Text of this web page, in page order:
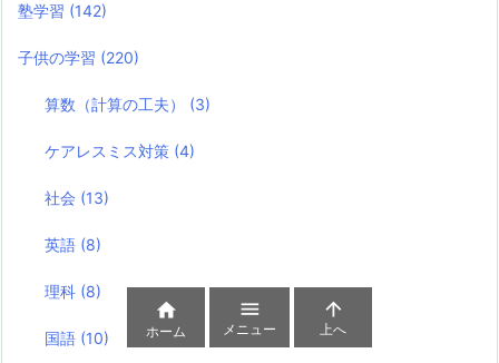
塾学習 (142)
子供の学習 (220)
算数（計算の工夫） (3)
ケアレスミス対策 (4)
社会 (13)
英語 (8)
理科 (8)
国語 (10)

ホーム

メニュー

上へ